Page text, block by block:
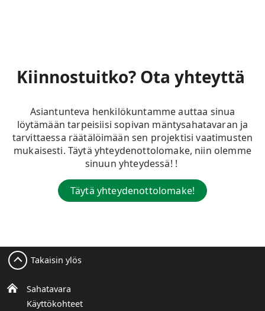
Kiinnostuitko? Ota yhteyttä
Asiantunteva henkilökuntammeauttaa sinua
löytämään tarpeisiisi sopivan mäntysahatavaran ja
tarvittaessa räätälöimään sen projektisi vaatimusten
mukaisesti. Täytä yhteydenottolomake, niin olemme
sinuun yhteydessä! !
Täytä yhteydenottolomake!
Sahatavara
Käyttökohteet
Takaisin ylös